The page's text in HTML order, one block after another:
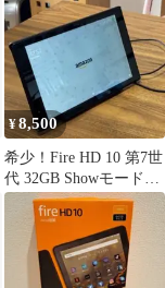
¥8,500
希少！Fire HD 10 第7世
代 32GB Showモード対
応 スタンド付